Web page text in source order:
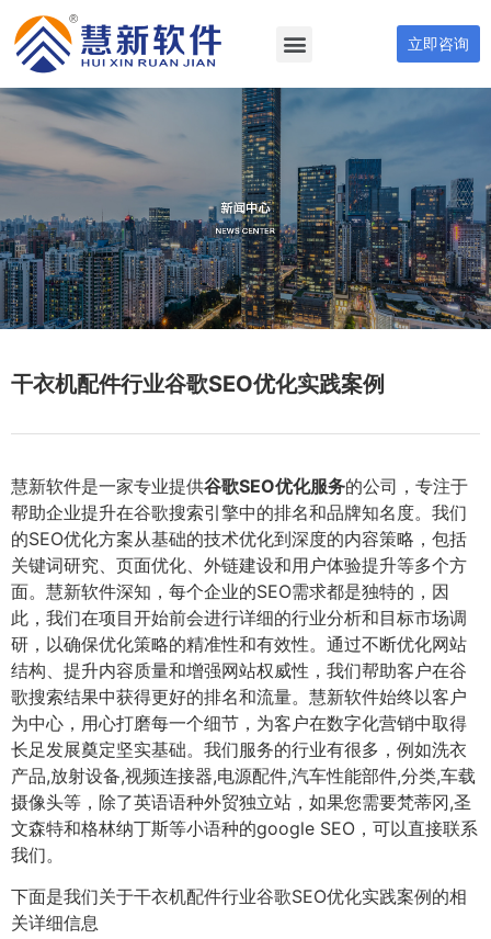
立即咨询
干衣机配件行业谷歌SEO优化实践案例
慧新软件是一家专业提供谷歌SEO优化服务的公司，专注于
帮助企业提升在谷歌搜索引擎中的排名和品牌知名度。我们
的SEO优化方案从基础的技术优化到深度的内容策略，包括
关键词研究、页面优化、外链建设和用户体验提升等多个方
面。慧新软件深知，每个企业的SEO需求都是独特的，因
此，我们在项目开始前会进行详细的行业分析和目标市场调
研，以确保优化策略的精准性和有效性。通过不断优化网站
结构、提升内容质量和增强网站权威性，我们帮助客户在谷
歌搜索结果中获得更好的排名和流量。慧新软件始终以客户
为中心，用心打磨每一个细节，为客户在数字化营销中取得
长足发展奠定坚实基础。我们服务的行业有很多，例如洗衣
产品,放射设备,视频连接器,电源配件,汽车性能部件,分类,车载
摄像头等，除了英语语种外贸独立站，如果您需要梵蒂冈,圣
文森特和格林纳丁斯等小语种的google SEO，可以直接联系
我们。
下面是我们关于干衣机配件行业谷歌SEO优化实践案例的相
关详细信息